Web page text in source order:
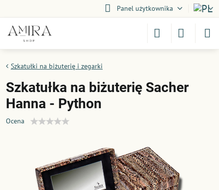
Panel użytkownika
Szkatułki na biżuterię i zegarki
Szkatułka na biżuterię Sacher
Hanna - Python
Ocena